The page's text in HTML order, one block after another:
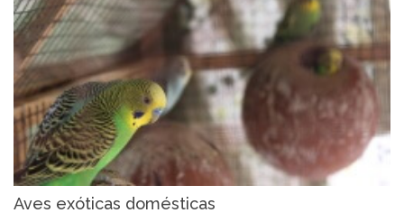
Aves exóticas domésticas